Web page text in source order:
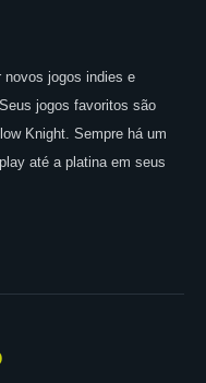
novos jogos indies e
jogos favoritos são
Knight. Sempre há um
até a platina em seus